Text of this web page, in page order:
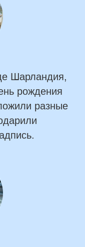
Шарландия,
рождения
разные